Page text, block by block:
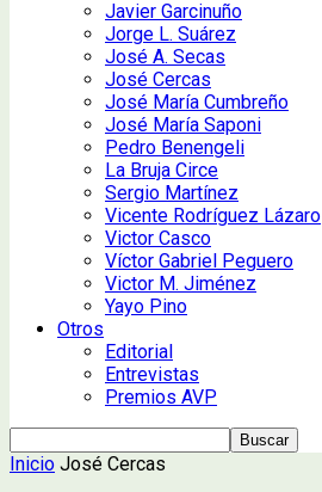
Javier Garcinuño
Jorge L. Suárez
José A. Secas
José Cercas
José María Cumbreño
José María Saponi
Pedro Benengeli
La Bruja Circe
Sergio Martínez
Vicente Rodríguez Lázaro
Victor Casco
Víctor Gabriel Peguero
Victor M. Jiménez
Yayo Pino
Otros
Editorial
Entrevistas
Premios AVP
Inicio José Cercas